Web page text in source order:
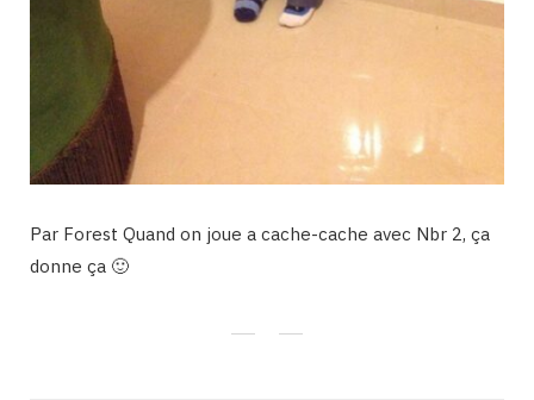
Par Forest Quand on joue a cache-cache avec Nbr 2, ça
donne ça 🙂